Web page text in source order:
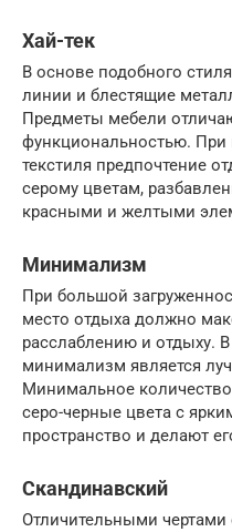
Хай-тек
В основе подобного
линии и блестящие
Предметы мебели
функциональностью. При
текстиля предпочтение
серому цветам,
красными и желтыми
Минимализм
При большой
место отдыха должно
расслаблению и отдыху.
минимализм является
Минимальное
серо-черные цвета с
пространство и делают
Скандинавский
Отличительными